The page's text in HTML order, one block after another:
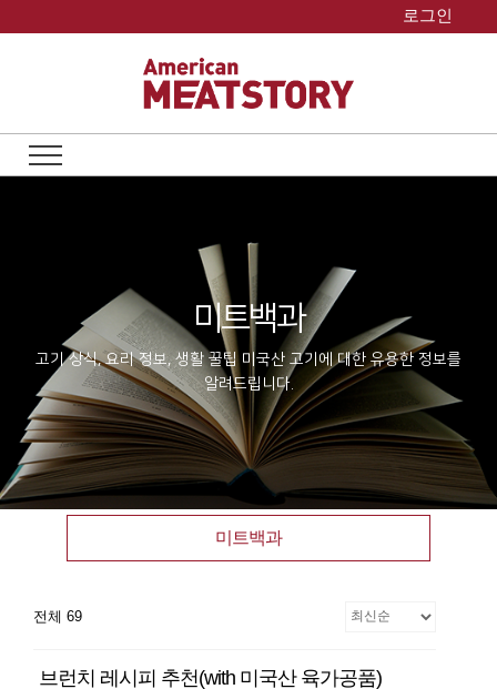
로그인
미트백과
고기 상식, 요리 정보, 생활 꿀팁미국산 고기에 대한 유용한 정보를
알려드립니다.
미트백과
전체 69
브런치 레시피 추천(with 미국산 육가공품)